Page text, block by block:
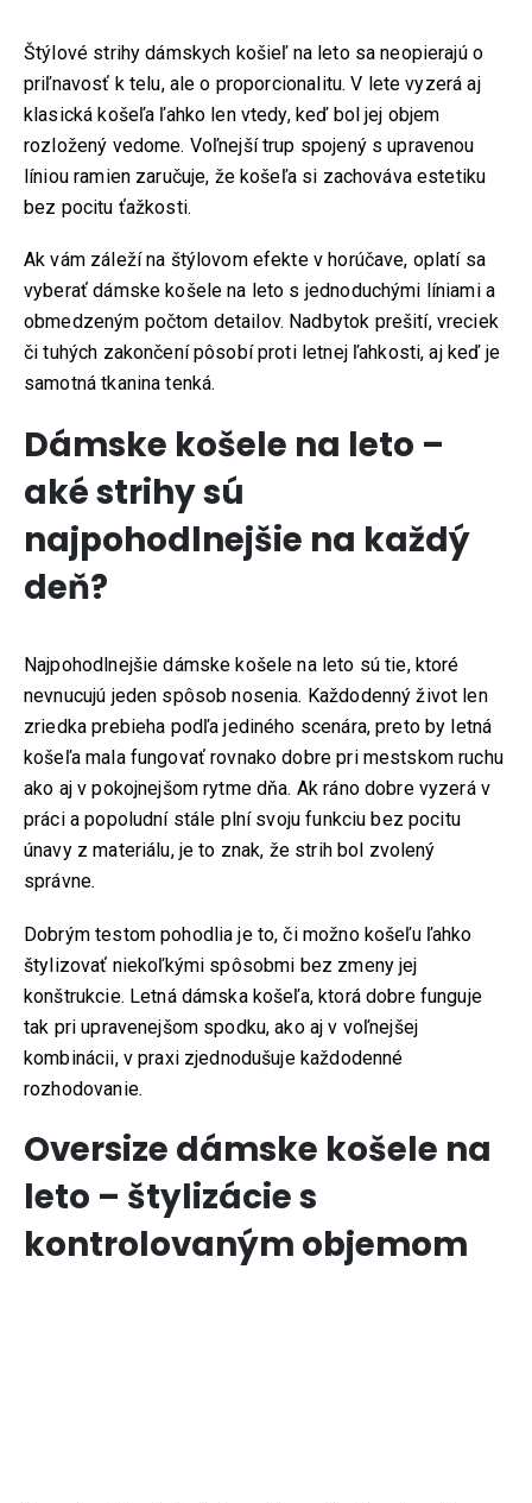
Štýlové strihy dámskych košieľ na leto sa neopierajú o
priľnavosť k telu, ale o proporcionalitu. V lete vyzerá aj
klasická košeľa ľahko len vtedy, keď bol jej objem
rozložený vedome. Voľnejší trup spojený s upravenou
líniou ramien zaručuje, že košeľa si zachováva estetiku
bez pocitu ťažkosti.
Ak vám záleží na štýlovom efekte v horúčave, oplatí sa
vyberať dámske košele na leto s jednoduchými líniami a
obmedzeným počtom detailov. Nadbytok prešití, vreciek
či tuhých zakončení pôsobí proti letnej ľahkosti, aj keď je
samotná tkanina tenká.
Dámske košele na leto –
aké strihy sú
najpohodlnejšie na každý
deň?
Najpohodlnejšie dámske košele na leto sú tie, ktoré
nevnucujú jeden spôsob nosenia. Každodenný život len
zriedka prebieha podľa jediného scenára, preto by letná
košeľa mala fungovať rovnako dobre pri mestskom ruchu
ako aj v pokojnejšom rytme dňa. Ak ráno dobre vyzerá v
práci a popoludní stále plní svoju funkciu bez pocitu
únavy z materiálu, je to znak, že strih bol zvolený
správne.
Dobrým testom pohodlia je to, či možno košeľu ľahko
štylizovať niekoľkými spôsobmi bez zmeny jej
konštrukcie. Letná dámska košeľa, ktorá dobre funguje
tak pri upravenejšom spodku, ako aj v voľnejšej
kombinácii, v praxi zjednodušuje každodenné
rozhodovanie.
Oversize dámske košele na
leto – štylizácie s
kontrolovaným objemom